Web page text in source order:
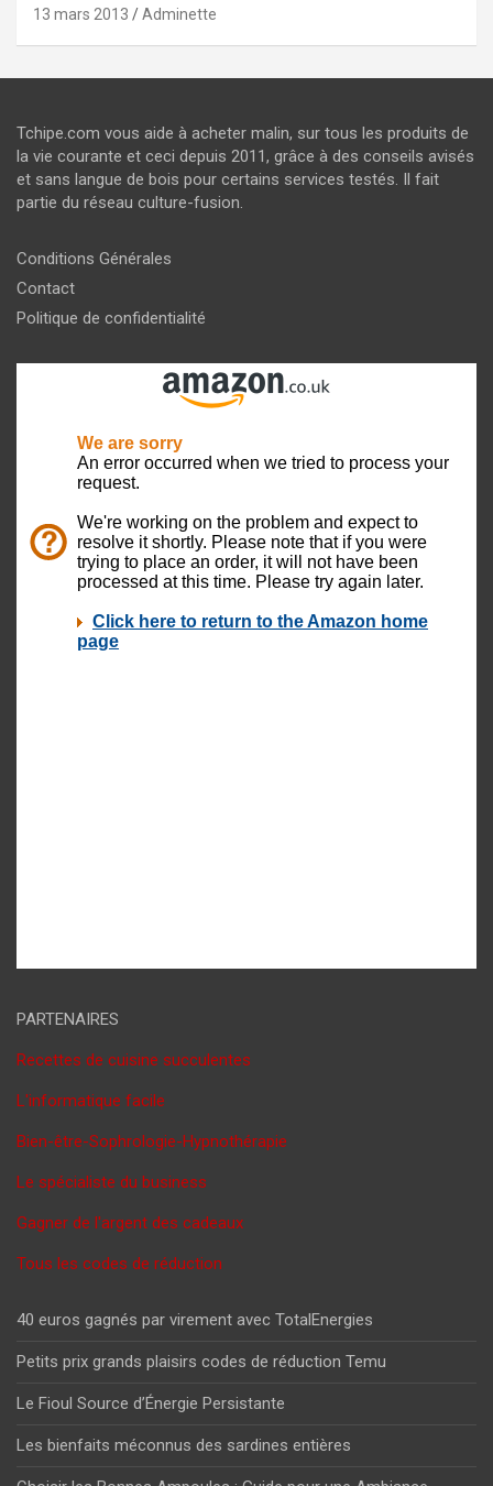
13 mars 2013 Adminette
Tchipe.com vous aide à acheter malin, sur tous les produits de
la vie courante et ceci depuis 2011, grâce à des conseils avisés
et sans langue de bois pour certains services testés. Il fait
partie du réseau culture-fusion.
Conditions Générales
Contact
Politique de confidentialité
PARTENAIRES
Recettes de cuisine succulentes
L'informatique facile
Bien-être-Sophrologie-Hypnothérapie
Le spécialiste du business
Gagner de l'argent des cadeaux
Tous les codes de réduction
40 euros gagnés par virement avec TotalEnergies
Petits prix grands plaisirs codes de réduction Temu
Le Fioul Source d’Énergie Persistante
Les bienfaits méconnus des sardines entières